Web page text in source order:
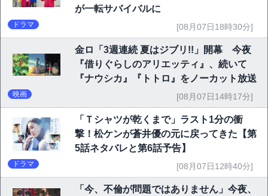
が一転サバイバルに
ドラマ [08月07日18時30分]
金ロ「3週連続 夏はジブリ!!」開幕 今夜
『借りぐらしのアリエッティ』、続いて
『ナウシカ』『トトロ』をノーカット放送
映画 [08月07日14時17分]
「Ｔシャツが乾くまで」ラスト1分の衝
撃！松ケンが蒼井優の元に戻ってきた【第
5話ネタバレと第6話予告】
ドラマ [08月07日12時40分]
「今、不倫が問題ではありません」今夜、